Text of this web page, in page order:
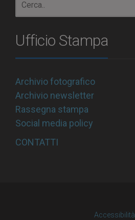
Ufficio Stampa
Archivio fotografico
Archivio newsletter
Rassegna stampa
Social media policy
CONTATTI
Accessibilità